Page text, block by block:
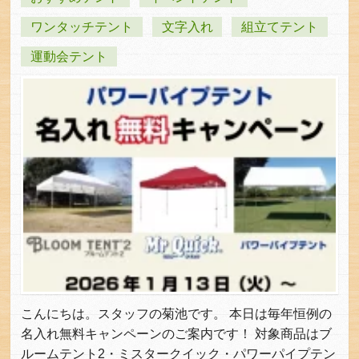
ワンタッチテント 文字入れ 組立てテント
運動会テント
こんにちは。スタッフの菊池です。 本日は毎年恒例の
名入れ無料キャンペーンのご案内です！ 対象商品はブ
ルームテント2・ミスタークイック・パワーパイプテン